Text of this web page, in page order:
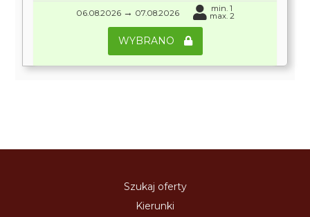
06.08.2026 → 07.08.2026 min. 1
max. 2
WYBRANO
Szukaj oferty
Kierunki